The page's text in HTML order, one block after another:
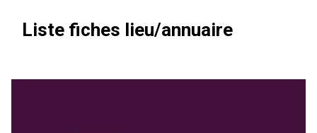
Liste fiches lieu/annuaire